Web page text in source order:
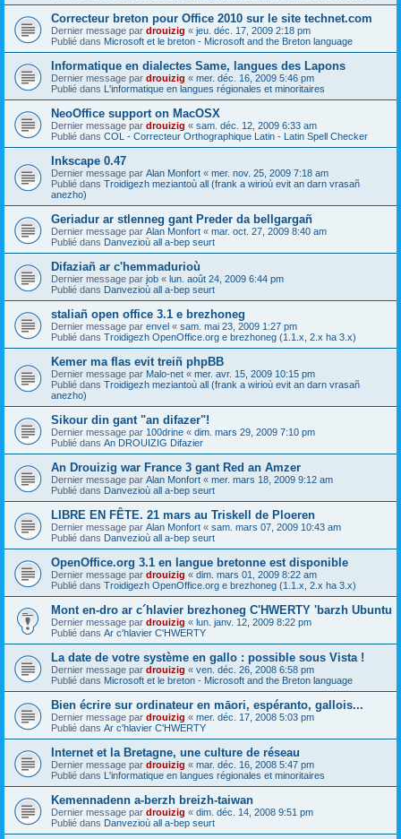
Correcteur breton pour Office 2010 sur le site technet.com
Dernier message par drouizig « jeu. déc. 17, 2009 2:18 pm
Publié dans Microsoft et le breton - Microsoft and the Breton language
Informatique en dialectes Same, langues des Lapons
Dernier message par drouizig « mer. déc. 16, 2009 5:46 pm
Publié dans L'informatique en langues régionales et minoritaires
NeoOffice support on MacOSX
Dernier message par drouizig « sam. déc. 12, 2009 6:33 am
Publié dans COL - Correcteur Orthographique Latin - Latin Spell Checker
Inkscape 0.47
Dernier message par Alan Monfort « mer. nov. 25, 2009 7:18 am
Publié dans Troidigezh meziantoù all (frank a wirioù evit an darn vrasañ
anezho)
Geriadur ar stlenneg gant Preder da bellgargañ
Dernier message par Alan Monfort « mar. oct. 27, 2009 8:40 am
Publié dans Danvezioù all a-bep seurt
Difaziañ ar c'hemmadurioù
Dernier message par job « lun. août 24, 2009 6:44 pm
Publié dans Danvezioù all a-bep seurt
staliañ open office 3.1 e brezhoneg
Dernier message par envel « sam. mai 23, 2009 1:27 pm
Publié dans Troidigezh OpenOffice.org e brezhoneg (1.1.x, 2.x ha 3.x)
Kemer ma flas evit treiñ phpBB
Dernier message par Malo-net « mer. avr. 15, 2009 10:15 pm
Publié dans Troidigezh meziantoù all (frank a wirioù evit an darn vrasañ
anezho)
Sikour din gant "an difazer"!
Dernier message par 100drine « dim. mars 29, 2009 7:10 pm
Publié dans An DROUIZIG Difazier
An Drouizig war France 3 gant Red an Amzer
Dernier message par Alan Monfort « mer. mars 18, 2009 9:12 am
Publié dans Danvezioù all a-bep seurt
LIBRE EN FÊTE. 21 mars au Triskell de Ploeren
Dernier message par Alan Monfort « sam. mars 07, 2009 10:43 am
Publié dans Danvezioù all a-bep seurt
OpenOffice.org 3.1 en langue bretonne est disponible
Dernier message par drouizig « dim. mars 01, 2009 8:22 am
Publié dans Troidigezh OpenOffice.org e brezhoneg (1.1.x, 2.x ha 3.x)
Mont en-dro ar c´hlavier brezhoneg C'HWERTY 'barzh Ubuntu
Dernier message par drouizig « lun. janv. 12, 2009 8:22 pm
Publié dans Ar c'hlavier C'HWERTY
La date de votre système en gallo : possible sous Vista !
Dernier message par drouizig « ven. déc. 26, 2008 6:58 pm
Publié dans Microsoft et le breton - Microsoft and the Breton language
Bien écrire sur ordinateur en māori, espéranto, gallois...
Dernier message par drouizig « mer. déc. 17, 2008 5:03 pm
Publié dans Ar c'hlavier C'HWERTY
Internet et la Bretagne, une culture de réseau
Dernier message par drouizig « mar. déc. 16, 2008 5:47 pm
Publié dans L'informatique en langues régionales et minoritaires
Kemennadenn a-berzh breizh-taiwan
Dernier message par drouizig « dim. déc. 14, 2008 9:51 pm
Publié dans Danvezioù all a-bep seurt